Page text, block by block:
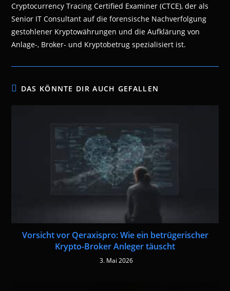
Cryptocurrency Tracing Certified Examiner (CTCE), der als
Senior IT Consultant auf die forensische Nachverfolgung
gestohlener Kryptowährungen und die Aufklärung von
Anlage-, Broker- und Kryptobetrug spezialisiert ist.
DAS KÖNNTE DIR AUCH GEFALLEN
Vorsicht vor Qeraxispro: Wie ein betrügerischer
Krypto-Broker Anleger täuscht
3. Mai 2026